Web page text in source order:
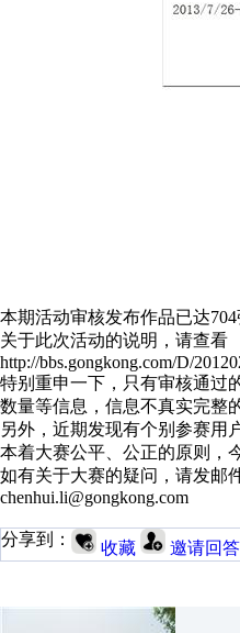
本期活动审核发布作品已达
关于此次活动的说明，请查看
http://bbs.gongkong.com/D/
特别重申一下，只有审核通过
数量等信息，信息不真实完整
另外，近期发现有个别参赛用
本着大赛公平、公正的原则，
如有关于大赛的疑问，请发邮
chenhui.li@gongkong.com
分享到： 收藏 邀请回答